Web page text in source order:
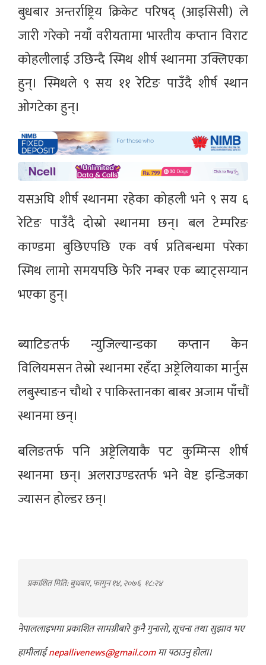
बुधबार अन्तर्राष्ट्रिय क्रिकेट परिषद् (आइसिसी) ले
जारी गरेको नयाँ वरीयतामा भारतीय कप्तान विराट
कोहलीलाई उछिन्दै स्मिथ शीर्ष स्थानमा उक्लिएका
हुन्। स्मिथले ९ सय ११ रेटिङ पाउँदै शीर्ष स्थान
ओगटेका हुन्।
यसअघि शीर्ष स्थानमा रहेका कोहली भने ९ सय ६
रेटिङ पाउँदै दोस्रो स्थानमा छन्। बल टेम्परिङ
काण्डमा बुछिएपछि एक वर्ष प्रतिबन्धमा परेका
स्मिथ लामो समयपछि फेरि नम्बर एक ब्याट्सम्यान
भएका हुन्।
ब्याटिङतर्फ न्युजिल्यान्डका कप्तान केन
विलियमसन तेस्रो स्थानमा रहँदा अष्ट्रेलियाका मार्नुस
लबुस्चाङन चौथो र पाकिस्तानका बाबर अजाम पाँचौं
स्थानमा छन्।
बलिङतर्फ पनि अष्ट्रेलियाकै पट कुम्मिन्स शीर्ष
स्थानमा छन्। अलराउण्डरतर्फ भने वेष्ट इन्डिजका
ज्यासन होल्डर छन्।
प्रकाशित मिति: बुधबार, फागुन १४, २०७६ १८:२४
नेपाललाइभमा प्रकाशित सामग्रीबारे कुनै गुनासो, सूचना तथा सुझाव भए
हामीलाईnepallivenews@gmail.comमा पठाउनु होला।